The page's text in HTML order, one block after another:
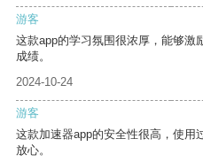
游客
这款app的学习氛围很浓厚，能够激
成绩。
2024-10-24
游客
这款加速器app的安全性很高，使用
放心。